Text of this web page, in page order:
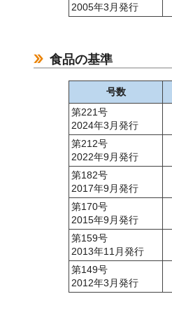
2005年3月発行
食品の基準
号数
第221号
2024年3月発行
第212号
2022年9月発行
第182号
2017年9月発行
第170号
2015年9月発行
第159号
2013年11月発行
第149号
2012年3月発行